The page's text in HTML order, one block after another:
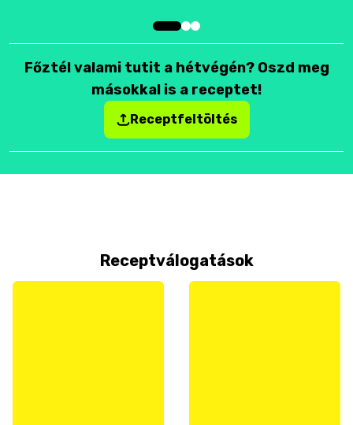
Főztél valami tutit a hétvégén? Oszd meg
másokkal is a receptet!
Receptfeltöltés
Receptválogatások